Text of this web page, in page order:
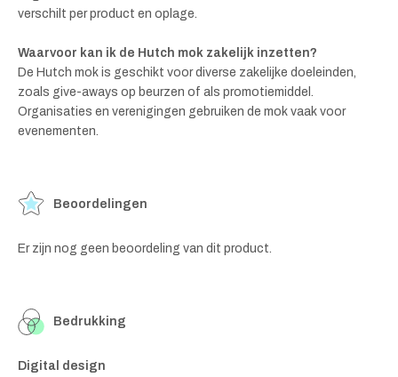
verschilt per product en oplage.
Waarvoor kan ik de Hutch mok zakelijk inzetten?
De Hutch mok is geschikt voor diverse zakelijke doeleinden,
zoals give-aways op beurzen of als promotiemiddel.
Organisaties en verenigingen gebruiken de mok vaak voor
evenementen.
Beoordelingen
Er zijn nog geen beoordeling van dit product.
Bedrukking
Digital design